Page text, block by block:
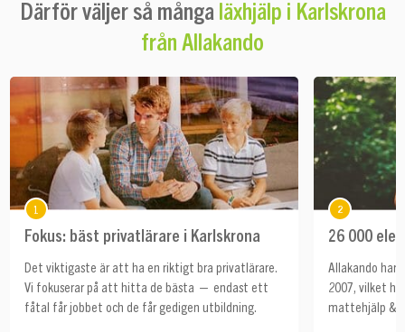
Därför väljer så många läxhjälp i Karlskrona
från Allakando
1
Fokus: bäst privatlärare i Karlskrona
Det viktigaste är att ha en riktigt bra privatlärare.
Vi fokuserar på att hitta de bästa — endast ett
fåtal får jobbet och de får gedigen utbildning.
2
26 000
Allakando har
2007, vilket
mattehjälp &